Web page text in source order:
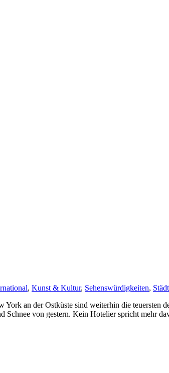
, Kunst & Kultur, Sehenswürdigkeiten,
an der Ostküste sind weiterhin die teuersten
Schnee von gestern. Kein Hotelier spricht mehr